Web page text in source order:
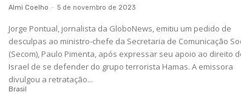
Almi Coelho - 5 de novembro de 2023
Jorge Pontual, jornalista da GloboNews, emitiu um pedido de
desculpas ao ministro-chefe da Secretaria de Comunicação
(Secom), Paulo Pimenta, após expressar seu apoio ao direito
Israel de se defender do grupo terrorista Hamas. A emissora
divulgou a retratação...
Brasil